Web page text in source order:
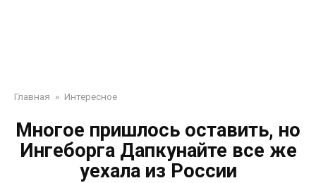
Главная » Интересное
Многое пришлось оставить, но
Ингеборга Дапкунайте все же
уехала из России